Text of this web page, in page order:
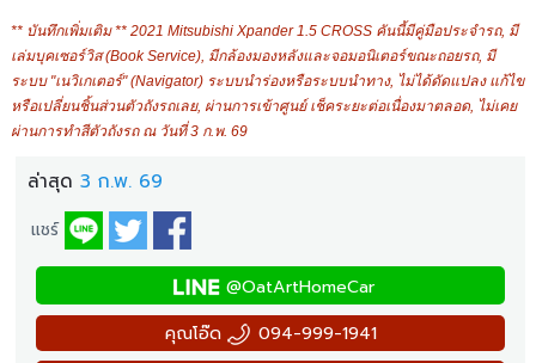
** บันทึกเพิ่มเติม ** 2021 Mitsubishi Xpander 1.5 CROSS คันนี้มีคู่มือประจำรถ, มี
เล่มบุคเซอร์วิส (Book Service), มีกล้องมองหลังและจอมอนิเตอร์ขณะถอยรถ, มี
ระบบ "เนวิเกเตอร์" (Navigator) ระบบนำร่องหรือระบบนำทาง, ไม่ได้ดัดแปลง แก้ไข
หรือเปลี่ยนชิ้นส่วนตัวถังรถเลย, ผ่านการเข้าศูนย์ เช็คระยะต่อเนื่องมาตลอด, ไม่เคย
ผ่านการทำสีตัวถังรถ ณ วันที่ 3 ก.พ. 69
ล่าสุด 3 ก.พ. 69
แชร์
@OatArtHomeCar
คุณโอ๊ด
094-999-1941